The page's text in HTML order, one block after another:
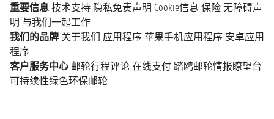
重要信息 技术支持 隐私免责声明 Cookie信息 保险 无障碍声
明 与我们一起工作
我们的品牌 关于我们 应用程序 苹果手机应用程序 安卓应用
程序
客户服务中心 邮轮行程评论 在线支付 踏鸥邮轮情报瞭望台
可持续性绿色环保邮轮